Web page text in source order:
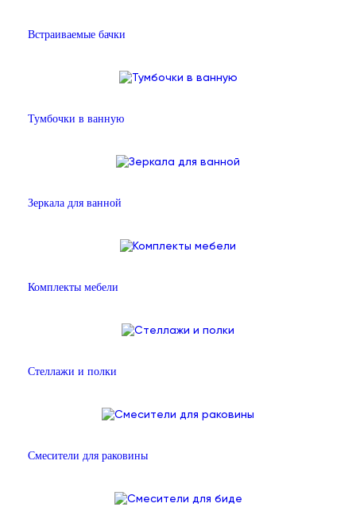
Встраиваемые бачки
Тумбочки в ванную
Зеркала для ванной
Комплекты мебели
Стеллажи и полки
Смесители для раковины